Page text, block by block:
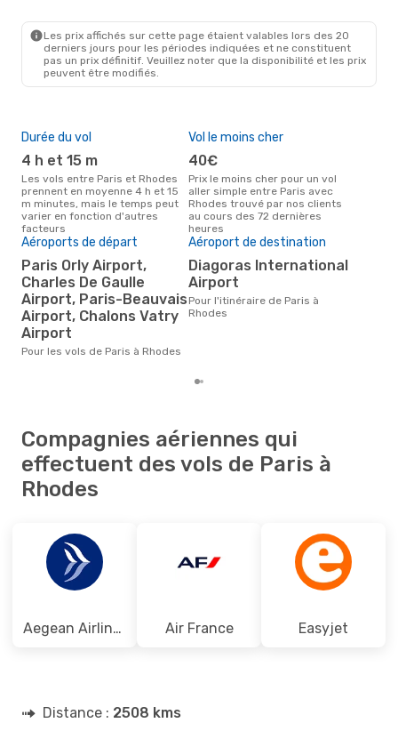
Les prix affichés sur cette page étaient valables lors des 20
derniers jours pour les périodes indiquées et ne constituent
pas un prix définitif. Veuillez noter que la disponibilité et les prix
peuvent être modifiés.
Durée du vol
4 h et 15 m
Les vols entre Paris et Rhodes
prennent en moyenne 4 h et 15
m minutes, mais le temps peut
varier en fonction d'autres
facteurs
Vol le moins cher
40€
Prix le moins cher pour un vol
aller simple entre Paris avec
Rhodes trouvé par nos clients
au cours des 72 dernières
heures
Aéroports de départ
Paris Orly Airport,
Charles De Gaulle
Airport, Paris-Beauvais
Airport, Chalons Vatry
Airport
Pour les vols de Paris à Rhodes
Aéroport de destination
Diagoras International
Airport
Pour l'itinéraire de Paris à
Rhodes
Compagnies aériennes qui
effectuent des vols de Paris à
Rhodes
Aegean Airlines Air France Easyjet
Distance : 2508 kms